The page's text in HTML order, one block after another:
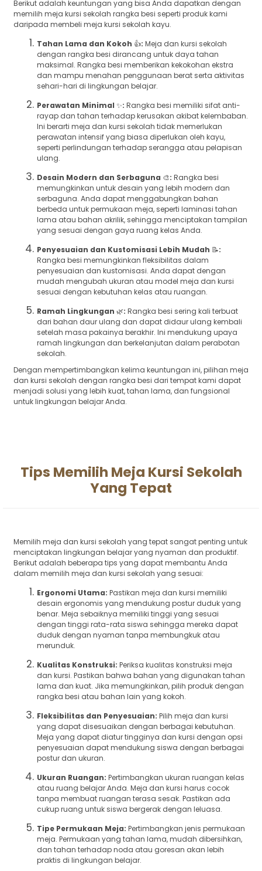
Berikut adalah keuntungan yang bisa Anda dapatkan dengan
memilih meja kursi sekolah rangka besi seperti produk kami
daripada membeli meja kursi sekolah kayu.
Tahan Lama dan Kokoh 👍: Meja dan kursi sekolah
dengan rangka besi dirancang untuk daya tahan
maksimal. Rangka besi memberikan kekokohan ekstra
dan mampu menahan penggunaan berat serta aktivitas
sehari-hari di lingkungan belajar.
Perawatan Minimal ✨: Rangka besi memiliki sifat anti-
rayap dan tahan terhadap kerusakan akibat kelembaban.
Ini berarti meja dan kursi sekolah tidak memerlukan
perawatan intensif yang biasa diperlukan oleh kayu,
seperti perlindungan terhadap serangga atau pelapisan
ulang.
Desain Modern dan Serbaguna 🎨: Rangka besi
memungkinkan untuk desain yang lebih modern dan
serbaguna. Anda dapat menggabungkan bahan
berbeda untuk permukaan meja, seperti laminasi tahan
lama atau bahan akrilik, sehingga menciptakan tampilan
yang sesuai dengan gaya ruang kelas Anda.
Penyesuaian dan Kustomisasi Lebih Mudah 📝:
Rangka besi memungkinkan fleksibilitas dalam
penyesuaian dan kustomisasi. Anda dapat dengan
mudah mengubah ukuran atau model meja dan kursi
sesuai dengan kebutuhan kelas atau ruangan.
Ramah Lingkungan 🌿: Rangka besi sering kali terbuat
dari bahan daur ulang dan dapat didaur ulang kembali
setelah masa pakainya berakhir. Ini mendukung upaya
ramah lingkungan dan berkelanjutan dalam perabotan
sekolah.
Dengan mempertimbangkan kelima keuntungan ini, pilihan meja
dan kursi sekolah dengan rangka besi dari tempat kami dapat
menjadi solusi yang lebih kuat, tahan lama, dan fungsional
untuk lingkungan belajar Anda.
Tips Memilih Meja Kursi Sekolah
Yang Tepat
Memilih meja dan kursi sekolah yang tepat sangat penting untuk
menciptakan lingkungan belajar yang nyaman dan produktif.
Berikut adalah beberapa tips yang dapat membantu Anda
dalam memilih meja dan kursi sekolah yang sesuai:
Ergonomi Utama: Pastikan meja dan kursi memiliki
desain ergonomis yang mendukung postur duduk yang
benar. Meja sebaiknya memiliki tinggi yang sesuai
dengan tinggi rata-rata siswa sehingga mereka dapat
duduk dengan nyaman tanpa membungkuk atau
merunduk.
Kualitas Konstruksi: Periksa kualitas konstruksi meja
dan kursi. Pastikan bahwa bahan yang digunakan tahan
lama dan kuat. Jika memungkinkan, pilih produk dengan
rangka besi atau bahan lain yang kokoh.
Fleksibilitas dan Penyesuaian: Pilih meja dan kursi
yang dapat disesuaikan dengan berbagai kebutuhan.
Meja yang dapat diatur tingginya dan kursi dengan opsi
penyesuaian dapat mendukung siswa dengan berbagai
postur dan ukuran.
Ukuran Ruangan: Pertimbangkan ukuran ruangan kelas
atau ruang belajar Anda. Meja dan kursi harus cocok
tanpa membuat ruangan terasa sesak. Pastikan ada
cukup ruang untuk siswa bergerak dengan leluasa.
Tipe Permukaan Meja: Pertimbangkan jenis permukaan
meja. Permukaan yang tahan lama, mudah dibersihkan,
dan tahan terhadap noda atau goresan akan lebih
praktis di lingkungan belajar.